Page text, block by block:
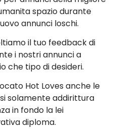
spazio durante
annunci loschi.
il tuo feedback di
i nostri annunci a
che tipo di desideri.
Hot Loves anche le
solamente addirittura
in fondo la lei
diploma.